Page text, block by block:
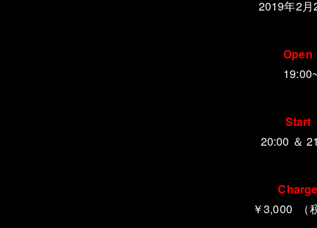
2019年2月
Open
19:00~
Start
20:00 ＆
Charge
￥3,000 （